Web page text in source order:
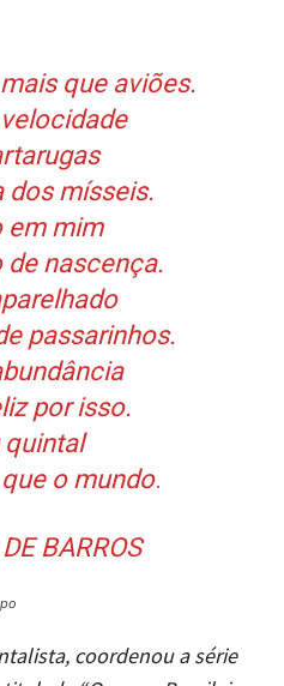
que aviões.
dos mísseis.
em mim
de nascença.
passarinhos.
por isso.
quintal
o mundo.
BARROS
coordenou a série